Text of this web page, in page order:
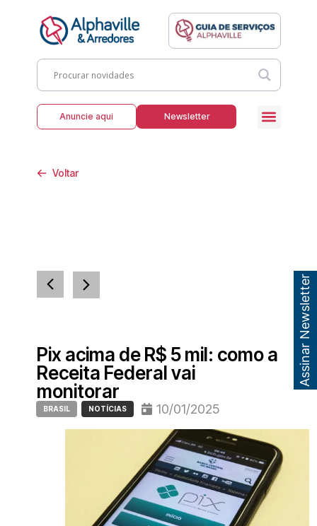
Anuncie aqui Newsletter
Voltar
Pix acima de R$ 5 mil: como a
Receita Federal vai
monitorar
BRASIL NOTÍCIAS 10/01/2025
Assinar Newsletter